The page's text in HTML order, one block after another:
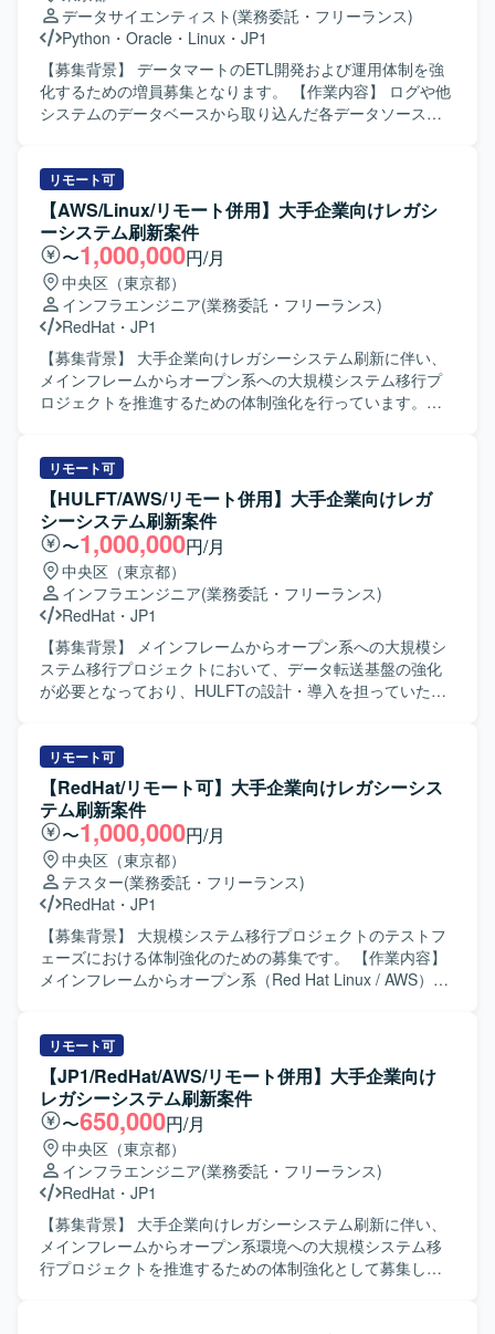
システムに携わることで、業務知見と上流工程の経験をさ
らに深めていただけます。顧客担当社員との直接折衝や案
件リーダーとしての役割を通じて、要件定義から設計まで
一連の工程をリードできる環境です。 【開発環境】
OracleDB、Visual Studio 2017、Windows Server 2019、
データサイエンティスト (業務委託・フリーランス)
Python ・ Oracle ・ Linux ・ JP1
【募集背景】 データマートのETL開発および運用体制を強
化するための増員募集となります。 【作業内容】 ログや他
システムのデータベースから取り込んだ各データソースを
テンツへの追加対応、イベントがあった際の個別対応、月
次処理の対応を中心に、データ加工やバッチ処理を含むETL
開発業務を担当していただきます。 【求める人物像】 月次
処理や定型業務を正確に遂行し、エラー発生時に原因を切
り分けてトラブルシュートができる運用・保守マインドを
お持ちの方を求めております。お客様と円滑にコミュニケ
ーションを取りながら、主体的に業務改善や品質向上に取
り組んでいただける方が望ましいです。 【ポジションの魅
力】 SnowflakeやRedshiftをはじめとしたクラウドベースの
データ基盤や、Tableauを用いた可視化・分析に携わること
で、モダンなデータエンジニアリングのスキルを高めてい
見も習得していただけます。 【開発環境】 データベースは
RedshiftおよびSnowflake（Snowpipe）を利用しておりま
す。プログラミング言語はPython（SQLAlchemy）および
Shellを使用し、OSはLinux（AmazonLinux）となります。
可視化・分析にはTableauを使用し、ジョブ管理にはJP1を
利用しております。
リモート可
【AWS/Linux/リモート併用】大手企業向けレガシ
ーシステム刷新案件
〜1,000,000円/月
中央区（東京都）
インフラエンジニア(業務委託・フリーランス)
RedHat ・ JP1
【募集背景】 大手企業向けレガシーシステム刷新に伴い、
メインフレームからオープン系への大規模システム移行プ
ロジェクトを推進するための体制強化を行っています。
クトに参画していただきます。インフラ基盤、ミドルウェ
ア、運用設計の専門チームに分かれ、JP1/IM3を用いた監視
運用への切り替えに伴う各種設計・構築および関連業務を
実施していただきます。また、顧客向けの方式説明書や各
種ドキュメントの作成も担当していただきます。 【求める
人物像】 汎用機とオープン系双方の技術に対して主体的に
キャッチアップしながら取り組んでいただける方を求めて
います。関係者と円滑にコミュニケーションを取りなが
ら、ドキュメント作成や説明などの業務も丁寧に対応して
いただける方が望ましいです。 【ポジションの魅力】 大規
模なレガシーシステム刷新プロジェクトに携わることで、
設計まで一連の工程に関わることで、上流から下流までの
経験を積むことができます。 【開発環境】 AWS、Red Hat
Linux、Openframe、HULFT8/10、SMAIL、JP1/AJS、
JP1/IM3、OpenMagic、Tibero などを利用しています。
リモート可
【HULFT/AWS/リモート併用】大手企業向けレガ
シーシステム刷新案件
〜1,000,000円/月
中央区（東京都）
インフラエンジニア(業務委託・フリーランス)
RedHat ・ JP1
【募集背景】 メインフレームからオープン系への大規模シ
ステム移行プロジェクトにおいて、データ転送基盤の強化
が必要となっており、HULFTの設計・導入を担っていただ
クトに参画していただきます。インフラ基盤、ミドルウェ
ア、運用設計の専門チームの一員として、HULFTを用いた
データ転送方式の検討および設計、導入を行っていただき
ます。また、JP1/IM3への監視運用切り替えに関連する業務
や、各種ドキュメントの作成などもご対応いただきます。
【求める人物像】 関係者とコミュニケーションを取りなが
ら主体的に業務を進めていただける方を求めております。
顧客への説明資料作成や方式説明に抵抗がなく、技術面と
ドキュメント作成の双方にバランスよく取り組んでいただ
ける方が望ましいです。 【ポジションの魅力】 大規模なレ
ガシーシステム刷新プロジェクトに参画することで、メイ
たデータ転送および監視運用の設計・導入経験を積むこと
ができ、今後のキャリア形成においても有用な実績となり
ます。 【開発環境】 AWS、Red Hat Linux、Openframe、
HULFT8/10、SMAIL、JP1/AJS、IM3、OpenMagic、
Tiberoなどを利用しております。
リモート可
【RedHat/リモート可】大手企業向けレガシーシス
テム刷新案件
〜1,000,000円/月
中央区（東京都）
テスター(業務委託・フリーランス)
RedHat ・ JP1
【募集背景】 大規模システム移行プロジェクトのテストフ
ェーズにおける体制強化のための募集です。 【作業内容】
メインフレームからオープン系（Red Hat Linux / AWS）へ
ます。具体的には、テスト計画書の作成、関係者との調整
や進捗管理、顧客への説明書作成、その他関連業務を実施
していただきます。インフラ基盤、ミドルウェア、運用設
計の3つの専門チームと連携しながら、JP1/IM3への監視運
用切り替えに伴うテスト関連業務を推進していただきま
す。 【求める人物像】 関係者と円滑にコミュニケーション
を取りながら業務を進めていただける方を求めておりま
す。ドキュメント作成を丁寧かつ正確に行い、自ら課題を
整理しながら主体的にテスト計画や進捗管理に取り組んで
いただける方が望ましいです。 【ポジションの魅力】 大規
模なメインフレームからオープン系への移行プロジェクト
リモート可
【JP1/RedHat/AWS/リモート併用】大手企業向け
レガシーシステム刷新案件
〜650,000円/月
中央区（東京都）
インフラエンジニア(業務委託・フリーランス)
RedHat ・ JP1
【募集背景】 大手企業向けレガシーシステム刷新に伴い、
メインフレームからオープン系環境への大規模システム移
行プロジェクトを推進するための体制強化として募集して